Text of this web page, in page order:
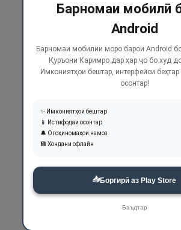
Барномаи мобилӣ
Android
Барномаи мобилии моро барои Android
Қуръони Каримро дар ҳар ҷо бо худ
Имкониятҳои бештар, интерфейси
осонтар!
✨ Имкониятҳои бештар
📱 Истифодаи осонтар
🔔 Огоҳиномаҳои намоз
💾 Хондани офлайн
📥Боргирӣ аз Play Store
Баъдтар